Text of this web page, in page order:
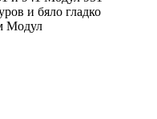
и бяло гладко
Модул